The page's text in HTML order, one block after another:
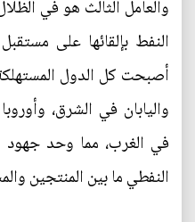
والعامل الثالث هو في
النفط بإلقائها على
أصبحت كل الدول
واليابان في الشرق،
في الغرب، مما وحد جهود
النفطي ما بين المنتجين